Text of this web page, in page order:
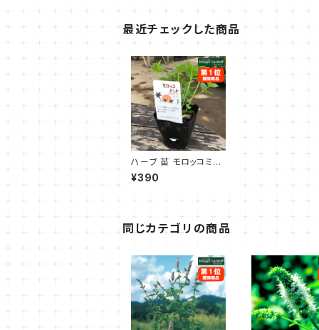
最近チェックした商品
ハーブ 苗 モロッコミン
ト
¥390
同じカテゴリの商品